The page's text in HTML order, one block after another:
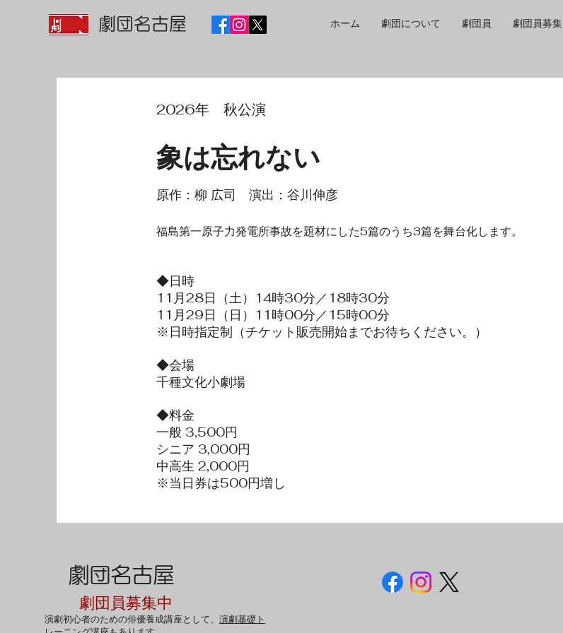
劇団名古屋 ホーム 劇団について 劇団員 劇団員募集
​2026年 秋公演
象は忘れない
原作： 柳 広司 演出：谷川伸彦
福島第一原子力発電所事故を題材にした5篇のうち3篇を舞台化します。
◆日時
11月28日（土）14時30分／18時30分
11月29日（日）11時00分／15時00分
※日時指定制（チケット販売開始までお待ちください。）
◆会場
千種文化小劇場
◆料金
一般 3,500円
シニア 3,000円
中高生 2,000円
※当日券は500円増し
劇団名古屋
​劇団員募集中
​演劇初心者のための俳優養成講座として、 演劇基礎ト